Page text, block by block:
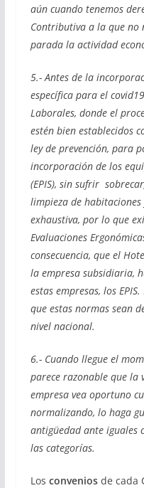
aún cuando tenemos
Contributiva a la que no
parada la actividad
5.- Antes de la
específica para el
Laborales, donde el
estén bien establecidos
ley de prevención, para
incorporación de los
(EPIS), sin sufrir
limpieza de habitaciones
exhaustiva, por lo que
Evaluaciones
consecuencia, que el
la empresa subsidiaria,
estas empresas, los
que estas normas sean
nivel nacional.
6.- Cuando llegue el
parece razonable que la
empresa vea oportuno
normalizando, lo haga
antigüedad ante iguales
las categorías.
Los conveniosde cada